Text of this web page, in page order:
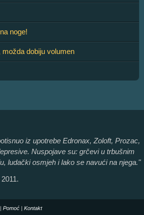
noge!
dobiju volumen
iz upotrebe Edronax, Zoloft, Prozac,
Nuspojave su: grčevi u trbušnim
ludački osmjeh i lako se navući na njega."
Pomoć | Kontakt